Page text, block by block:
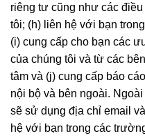
riêng tư cũng như các
tôi; (h) liên hệ với bạn
(i) cung cấp cho bạn các
của chúng tôi và từ các
tâm và (j) cung cấp báo
nội bộ và bên ngoài.
sẽ sử dụng địa chỉ email
hệ với bạn trong các